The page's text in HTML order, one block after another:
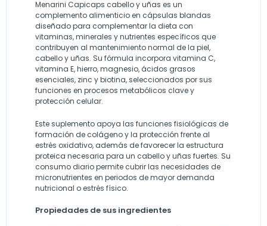
Menarini Capicaps cabello y uñas es un
complemento alimenticio en cápsulas blandas
diseñado para complementar la dieta con
vitaminas, minerales y nutrientes específicos que
contribuyen al mantenimiento normal de la piel,
cabello y uñas. Su fórmula incorpora vitamina C,
vitamina E, hierro, magnesio, ácidos grasos
esenciales, zinc y biotina, seleccionados por sus
funciones en procesos metabólicos clave y
protección celular.
Este suplemento apoya las funciones fisiológicas de
formación de colágeno y la protección frente al
estrés oxidativo, además de favorecer la estructura
proteica necesaria para un cabello y uñas fuertes. Su
consumo diario permite cubrir las necesidades de
micronutrientes en periodos de mayor demanda
nutricional o estrés físico.
Propiedades de sus ingredientes